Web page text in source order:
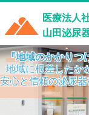
医療法人
山田泌尿
『地域のかかりつ
地域に根差したか
安心と信頼の泌尿